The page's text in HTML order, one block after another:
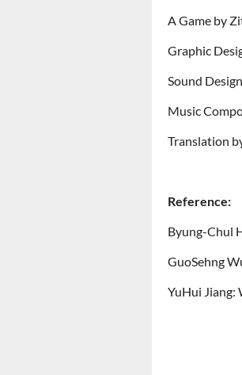
A Game by
Graphic
Sound
Music
Translation
Reference:
Byung-Chul
GuoSehng
YuHui Jiang: